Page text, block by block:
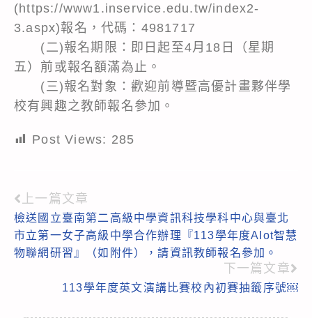
(https://www1.inservice.edu.tw/index2-
3.aspx)報名，代碼：4981717
(二)報名期限：即日起至4月18日（星期
五）前或報名額滿為止。
(三)報名對象：歡迎前導暨高優計畫夥伴學
校有興趣之教師報名參加。
Post Views: 285
Read
more
articles
上一篇文章
檢送國立臺南第二高級中學資訊科技學科中心與臺北
市立第一女子高級中學合作辦理『113學年度AIot智慧
物聯網研習』（如附件），請資訊教師報名參加。
下一篇文章
113學年度英文演講比賽校內初賽抽籤序號￼